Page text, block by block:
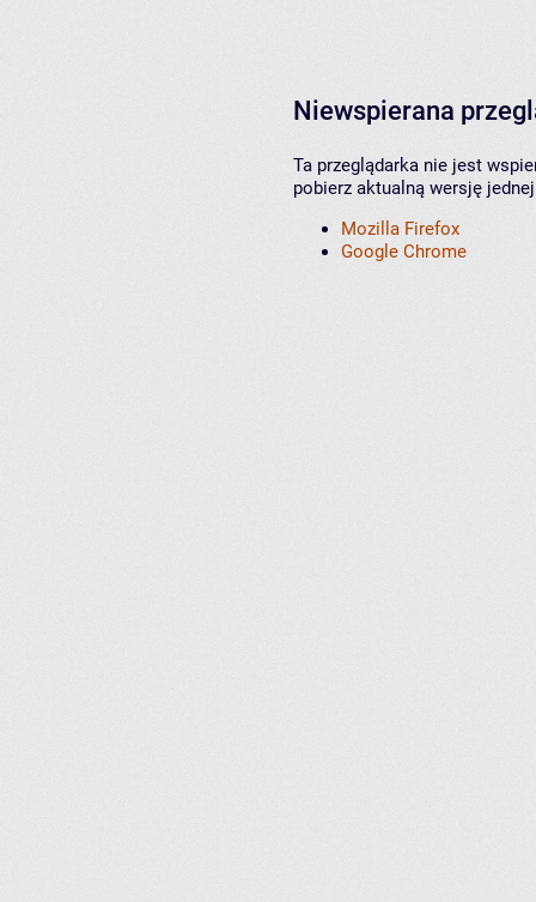
Niewspierana
Ta przeglądarka nie jest
pobierz aktualną wersję
Mozilla Firefox
Google Chrome